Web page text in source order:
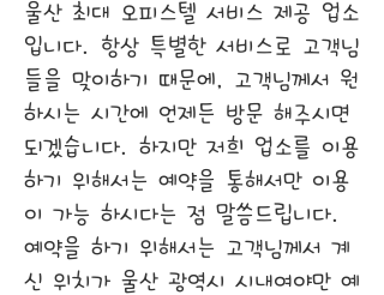
울산 최대 오피스텔 서비스 제공 업소
입니다. 항상 특별한 서비스로 고객님
들을 맞이하기 때문에, 고객님께서 원
하시는 시간에 언제든 방문 해주시면
되겠습니다. 하지만 저희 업소를 이용
하기 위해서는 예약을 통해서만 이용
이 가능 하시다는 점 말씀드립니다.
예약을 하기 위해서는 고객님께서 계
신 위치가 울산 광역시 시내여야만 예